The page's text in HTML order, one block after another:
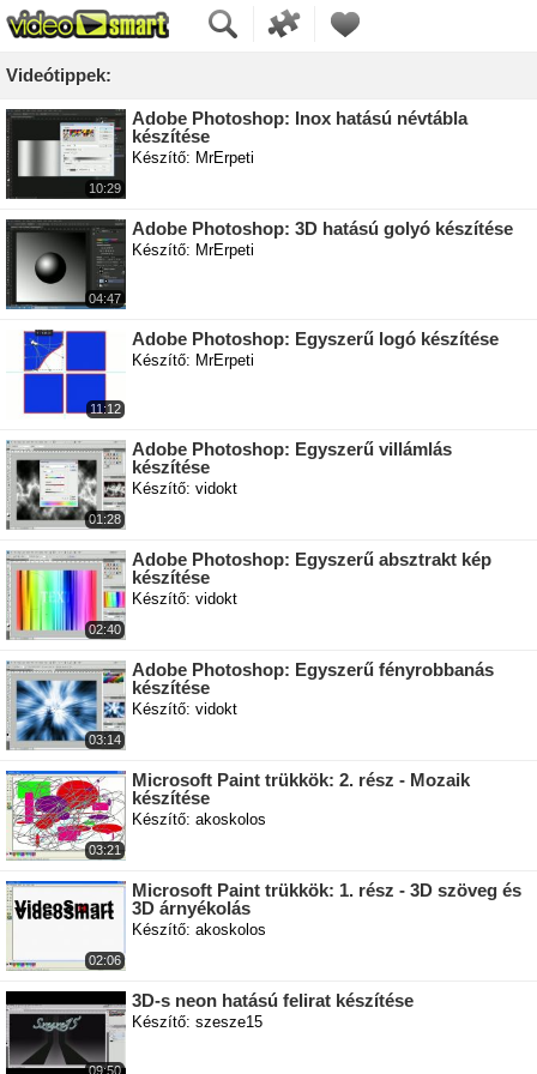
Videótippek:
10:29
Adobe Photoshop: Inox hatású névtábla
készítése
Készítő: MrErpeti
04:47
Adobe Photoshop: 3D hatású golyó készítése
Készítő: MrErpeti
11:12
Adobe Photoshop: Egyszerű logó készítése
Készítő: MrErpeti
01:28
Adobe Photoshop: Egyszerű villámlás
készítése
Készítő: vidokt
02:40
Adobe Photoshop: Egyszerű absztrakt kép
készítése
Készítő: vidokt
03:14
Adobe Photoshop: Egyszerű fényrobbanás
készítése
Készítő: vidokt
03:21
Microsoft Paint trükkök: 2. rész - Mozaik
készítése
Készítő: akoskolos
02:06
Microsoft Paint trükkök: 1. rész - 3D szöveg és
3D árnyékolás
Készítő: akoskolos
09:50
3D-s neon hatású felirat készítése
Készítő: szesze15